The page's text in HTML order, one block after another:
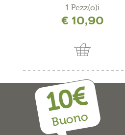
1 Pezz(o)i
€ 10,90
10€
Buono